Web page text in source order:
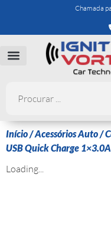
Chamada
Início/Acessórios Auto/
USB Quick Charge
Loading...